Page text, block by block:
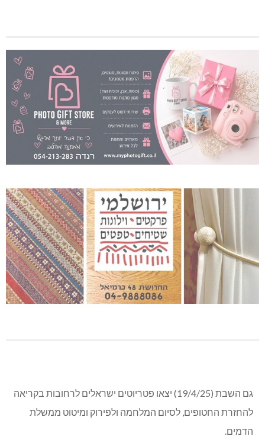
גם השבת (19/4/25) יצאו פטריוטים ישראלים לרחובות בקריאה
להחזרת החטופים, לסיום המלחמה ולפירוק ומיטוט ממשלת
הדמים.